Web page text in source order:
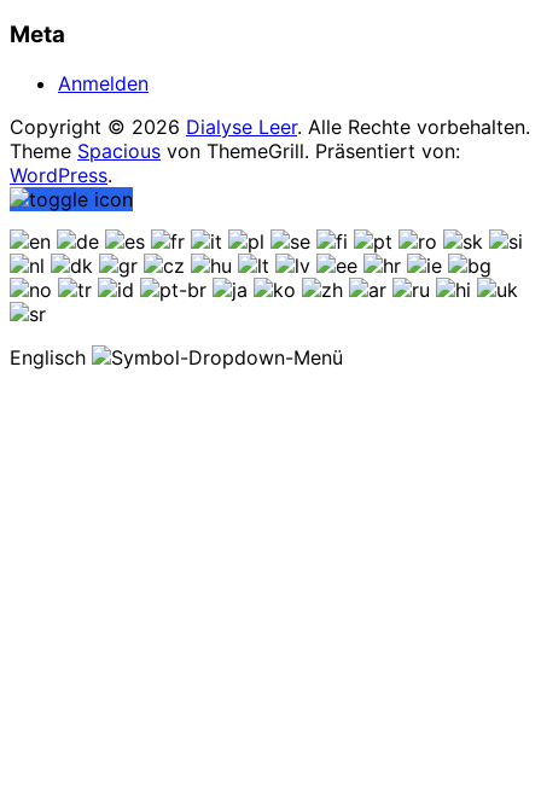
Meta
Anmelden
Copyright © 2026 Dialyse Leer. Alle Rechte vorbehalten.
Theme Spacious von ThemeGrill. Präsentiert von:
WordPress.
Englisch